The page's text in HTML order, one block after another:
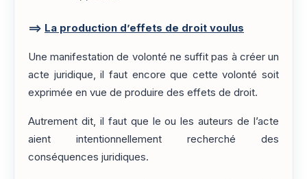
==> La production d’effets de droit voulus
Une manifestation de volonté ne suffit pas à créer un
acte juridique, il faut encore que cette volonté soit
exprimée en vue de produire des effets de droit.
Autrement dit, il faut que le ou les auteurs de l’acte
aient intentionnellement recherché des
conséquences juridiques.